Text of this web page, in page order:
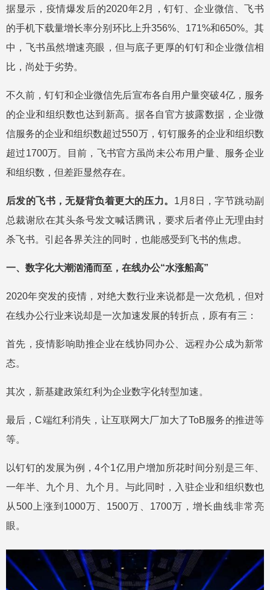
据显示，疫情爆发后的2020年2月，钉钉、企业微信、飞书
的手机下载量增长率分别环比上升356%、171%和650%。其
中，飞书虽然增速亮眼，但与底子更厚的钉钉和企业微信相
比，尚处于劣势。
不久前，钉钉和企业微信先后宣布各自用户量突破4亿，服务
的企业和组织数也达到新高。据各自官方披露数据，企业微
信服务的企业和组织数超过550万，钉钉服务的企业和组织数
超过1700万。目前，飞书官方虽尚未公布用户量、服务企业
和组织数，但差距显然存在。
后发的飞书，无疑背负着更大的压力。 1月8日，字节跳动副
总裁谢欣在其头条号发文喊话腾讯，要求后者停止无理由封
杀飞书。引起各界关注的同时，也能感受到飞书的焦虑。
一、数字化大潮汹涌而至，在线办公“水涨船高”
2020年突发的疫情，对绝大数行业来说都是一次危机，但对
在线办公行业来说却是一次加速发展的转折点，原有有三：
首先，疫情影响助推企业在线协同办公、远程办公成为新常
态。
其次，新基建政策红利为企业数字化转型加速。
最后，C端红利消失，让互联网大厂加大了ToB服务的推进等
等。
以钉钉的发展为例，4个1亿用户增加所花时间分别是三年、
一年半、九个月、九个月。与此同时，入驻企业和组织数也
从500上涨到1000万、1500万、1700万，增长曲线非常亮
眼。